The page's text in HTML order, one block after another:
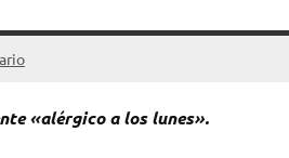
«alérgico a los lunes».